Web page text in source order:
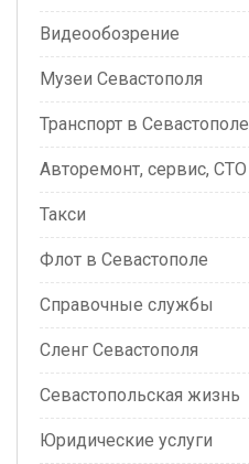
Видеообозрение
Музеи Севастополя
Транспорт в Севастополе
Авторемонт, сервис, СТО
Такси
Флот в Севастополе
Справочные службы
Сленг Севастополя
Севастопольская жизнь
Юридические услуги